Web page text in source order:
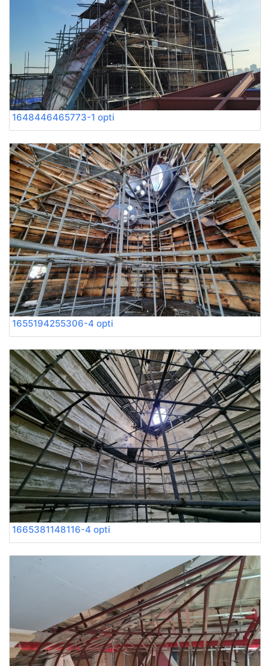
1648446465773-1 opti
1655194255306-4 opti
1665381148116-4 opti